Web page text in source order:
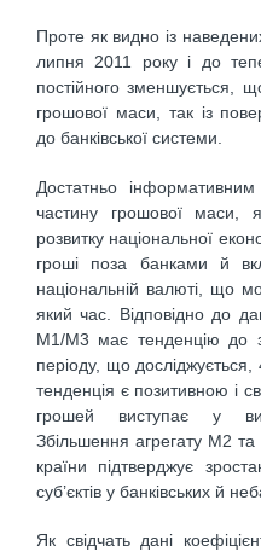
Проте як видно із
липня 2011 року і до
постійного зменшується,
грошової маси, так із
до банківської системи.
Достатньо
частину грошової маси,
розвитку національної
гроші поза банками й
національній валюті, що
який час. Відповідно до
М1/М3 має тенденцію до
періоду, що
тенденція є позитивною і
грошей виступає у
Збільшення агрегату М2 та
країни підтверджує
суб’єктів у банківських й
Як свідчать дані